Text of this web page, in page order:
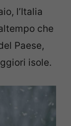
l’Italia
che
Paese,
isole.